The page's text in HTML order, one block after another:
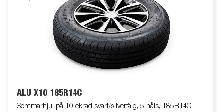
ALU X10 185R14C
Sommarhjul på 10-ekrad svart/silverfälg, 5-håls, 185R14C,